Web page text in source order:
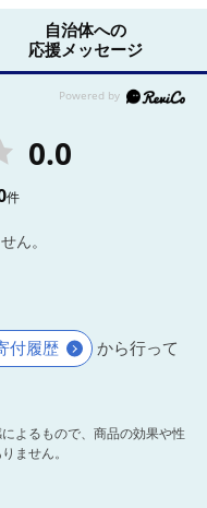
自治体への
応援メッセージ
0.0
件
ん。
付履歴
から行って
よるもので、商品の効果や性
ません。